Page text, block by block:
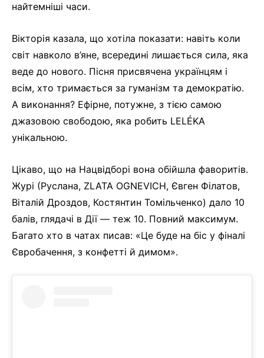
найтемніші часи.
Вікторія казала, що хотіла показати: навіть коли
світ навколо в’яне, всередині лишається сила, яка
веде до нового. Пісня присвячена українцям і
всім, хто тримається за гуманізм та демократію.
А виконання? Ефірне, потужне, з тією самою
джазовою свободою, яка робить LELÉKA
унікальною.
Цікаво, що на Нацвідборі вона обійшла фаворитів.
Журі (Руслана, ZLATA OGNEVICH, Євген Філатов,
Віталій Дроздов, Костянтин Томільченко) дало 10
балів, глядачі в Дії — теж 10. Повний максимум.
Багато хто в чатах писав: «Це буде на біс у фіналі
Євробачення, з конфетті й димом».